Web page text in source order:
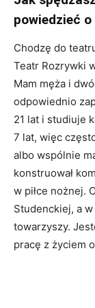
powiedzieć
Chodzę do
Teatr Rozrywki
Mam męża i
odpowiednio
21 lat i studiuje
7 lat, więc
albo wspólnie
konstruował
w piłce nożnej.
Studenckiej, a
towarzyszy.
pracę z życiem